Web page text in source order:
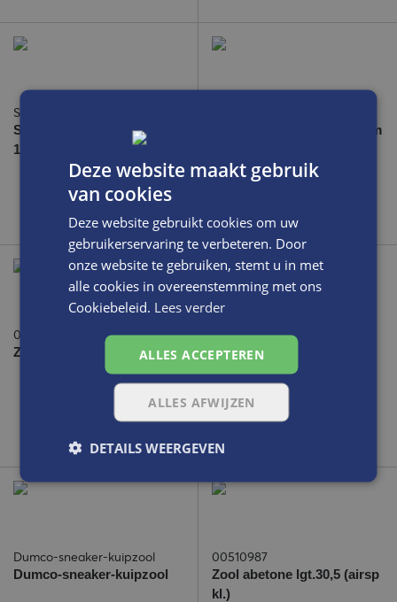
Saloon-strook-Hakplaat-11mm
Saloon-strook-Hakplaat-
11mm
Teenstrook Star 4/40 100cm
00510007
Zomerpakket langzolen wit
Aneto-langzool-5mm
Aneto-langzool-5mm
Dumco-sneaker-kuipzool
Dumco-sneaker-kuipzool
00510987
Zool abetone lgt.30,5 (airsp
kl.)
Deze website maakt gebruik
van cookies
Deze website gebruikt cookies om uw
gebruikerservaring te verbeteren. Door
onze website te gebruiken, stemt u in met
alle cookies in overeenstemming met ons
Cookiebeleid. Lees verder
ALLES ACCEPTEREN
ALLES AFWIJZEN
DETAILS WEERGEVEN